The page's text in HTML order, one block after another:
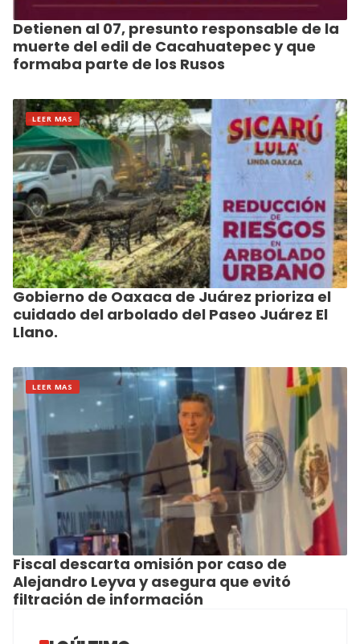
Detienen al 07, presunto responsable de la
muerte del edil de Cacahuatepec y que
formaba parte de los Rusos
LEER MAS
Gobierno de Oaxaca de Juárez prioriza el
cuidado del arbolado del Paseo Juárez El
Llano.
LEER MAS
Fiscal descarta omisión por caso de
Alejandro Leyva y asegura que evitó
filtración de información